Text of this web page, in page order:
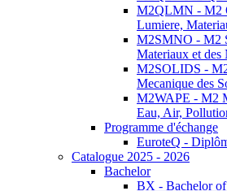
M2QLMN - M2
Lumiere,
M2SMNO - M2
Materiaux et des
M2SOLIDS -
Mecanique des
M2WAPE - M2
Eau, Air,
Programme d'échange
EuroteQ -
Catalogue 2025 - 2026
Bachelor
BX - Bachelor